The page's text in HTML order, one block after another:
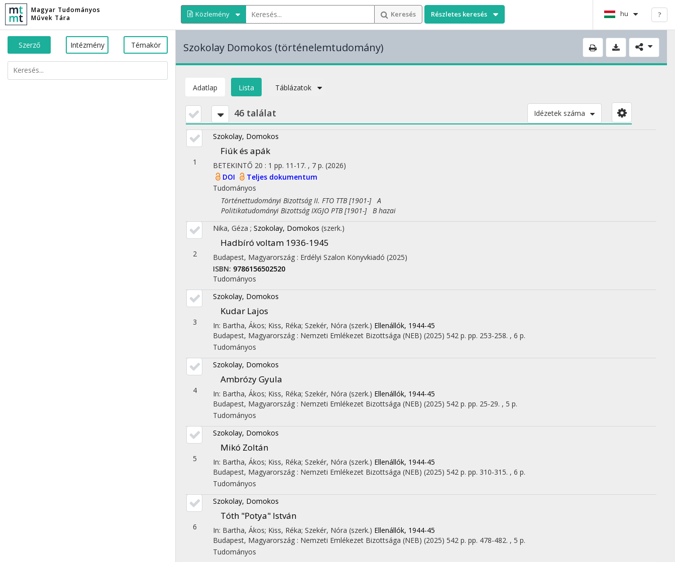
Magyar Tudományos
Művek Tára
Közlemény Keresés Részletes keresés hu ?
Szerző Intézmény Témakör Szokolay Domokos (történelemtudomány)
Adatlap Lista Táblázatok
46 találat Idézetek száma
1
Szokolay, Domokos
Fiúk és apák
BETEKINTŐ 20 : 1 pp. 11-17. , 7 p. (2026)
DOI
Teljes dokumentum
Tudományos
Történettudományi Bizottság II. FTO TTB [1901-] A
Politikatudományi Bizottság IXGJO PTB [1901-] B hazai
2
Nika, Géza ; Szokolay, Domokos (szerk.)
Hadbíró voltam 1936-1945
Budapest, Magyarország : Erdélyi Szalon Könyvkiadó (2025)
ISBN: 9786156502520
Tudományos
3
Szokolay, Domokos
Kudar Lajos
In: Bartha, Ákos; Kiss, Réka; Szekér, Nóra (szerk.) Ellenállók, 1944-45
Budapest, Magyarország : Nemzeti Emlékezet Bizottsága (NEB) (2025) 542 p. pp. 253-258. , 6 p.
Tudományos
4
Szokolay, Domokos
Ambrózy Gyula
In: Bartha, Ákos; Kiss, Réka; Szekér, Nóra (szerk.) Ellenállók, 1944-45
Budapest, Magyarország : Nemzeti Emlékezet Bizottsága (NEB) (2025) 542 p. pp. 25-29. , 5 p.
Tudományos
5
Szokolay, Domokos
Mikó Zoltán
In: Bartha, Ákos; Kiss, Réka; Szekér, Nóra (szerk.) Ellenállók, 1944-45
Budapest, Magyarország : Nemzeti Emlékezet Bizottsága (NEB) (2025) 542 p. pp. 310-315. , 6 p.
Tudományos
6
Szokolay, Domokos
Tóth "Potya" István
In: Bartha, Ákos; Kiss, Réka; Szekér, Nóra (szerk.) Ellenállók, 1944-45
Budapest, Magyarország : Nemzeti Emlékezet Bizottsága (NEB) (2025) 542 p. pp. 478-482. , 5 p.
Tudományos